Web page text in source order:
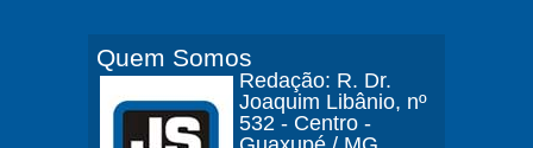
Quem Somos
Redação: R. Dr.
Joaquim Libânio, nº
532 - Centro -